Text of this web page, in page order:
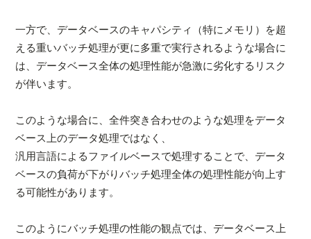
一方で、データベースのキャパシティ（特にメモリ）を超
える重いバッチ処理が更に多重で実行されるような場合に
は、データベース全体の処理性能が急激に劣化するリスク
が伴います。
このような場合に、全件突き合わせのような処理をデータ
ベース上のデータ処理ではなく、
汎用言語によるファイルベースで処理することで、データ
ベースの負荷が下がりバッチ処理全体の処理性能が向上す
る可能性があります。
このようにバッチ処理の性能の観点では、データベース上